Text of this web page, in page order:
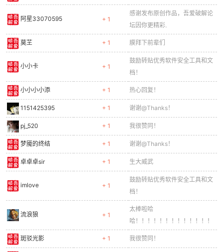
cn
阿星33070595 + 1
感谢发布原创作品，吾爱破解论
坛因你更精彩.
莫芏 + 1 膜拜下前辈们
小小卡 + 1
鼓励转贴优秀软件安全工具和文
档！
小小小小添 + 1 热心回复！
1151425395 + 1 谢谢@Thanks！
pj_520 + 1 我很赞同！
梦魇的终结 + 1 谢谢@Thanks！
卓卓卓sir + 1 生大威武
imlove + 1
鼓励转贴优秀软件安全工具和文
档！
流浪狼 + 1
太棒啦哈
哈！！！！！！！！！！！！！
斑驳光影 + 1 我很赞同！